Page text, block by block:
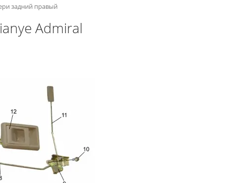
задний правый
Admiral